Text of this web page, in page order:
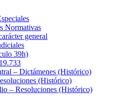
Normativas
general
39h)
– Dictámenes (Histórico)
(Histórico)
– Resoluciones (Histórico)